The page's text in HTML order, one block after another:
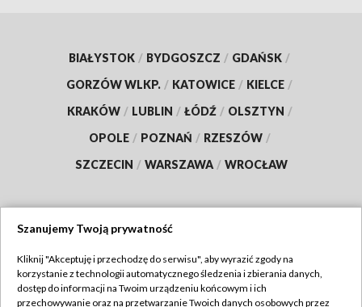
BIAŁYSTOK / BYDGOSZCZ / GDAŃSK /
GORZÓW WLKP. / KATOWICE / KIELCE /
KRAKÓW / LUBLIN / ŁÓDŹ / OLSZTYN /
OPOLE / POZNAŃ / RZESZÓW /
SZCZECIN / WARSZAWA / WROCŁAW
TVP
Abonament TVP
Szanujemy Twoją prywatność
Kliknij "Akceptuję i przechodzę do serwisu", aby wyrazić zgody na
korzystanie z technologii automatycznego śledzenia i zbierania danych,
dostęp do informacji na Twoim urządzeniu końcowym i ich
przechowywanie oraz na przetwarzanie Twoich danych osobowych przez